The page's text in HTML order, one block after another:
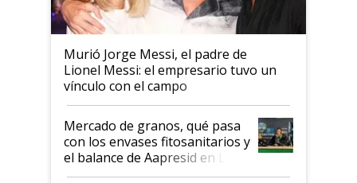
Murió Jorge Messi, el padre de
Lionel Messi: el empresario tuvo un
vínculo con el campo
Mercado de granos, qué pasa
con los envases fitosanitarios y
el balance de Aapresid en La
Posta